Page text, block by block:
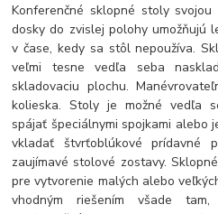
Konferenčné sklopné stoly
dosky do zvislej polohy umožňujú
v čase, kedy sa stôl nepoužíva.
veľmi tesne vedľa seba
skladovaciu plochu.
kolieska. Stoly je možné vedľa
spájať špeciálnymi spojkami alebo
vkladať štvrťoblúkové prídavné
zaujímavé stolové zostavy.
pre vytvorenie malých alebo
vhodným riešením všade